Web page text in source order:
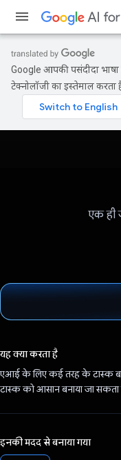
Google आपकी पसंदीदा
टेक्नोलॉजी का इस्तेमाल
एक ही
यह क्या करता है
एआई के लिए कई तरह के टास्क
टास्क को आसान बनाया जा सकता
इनकी मदद से बनाया गया